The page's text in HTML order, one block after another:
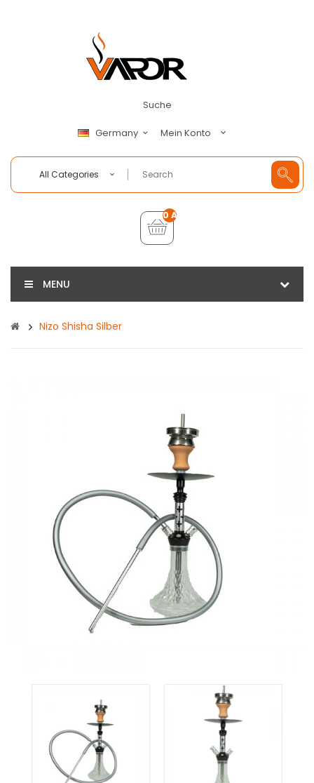
Suche
Germany Mein Konto
All Categories
0 Artikel - €0,00
MENU
Nizo Shisha Silber